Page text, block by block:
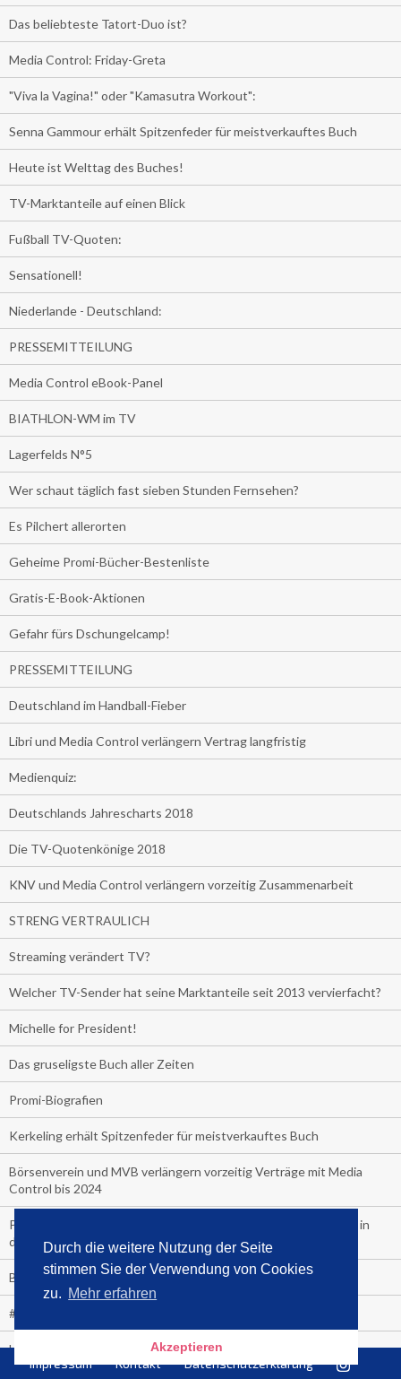
Durch die weitere Nutzung der Seite
stimmen Sie der Verwendung von Cookies
zu. Mehr erfahren
Akzeptieren
Das beliebteste Tatort-Duo ist?
Media Control: Friday-Greta
"Viva la Vagina!" oder "Kamasutra Workout":
Senna Gammour erhält Spitzenfeder für meistverkauftes Buch
Heute ist Welttag des Buches!
TV-Marktanteile auf einen Blick
Fußball TV-Quoten:
Sensationell!
Niederlande - Deutschland:
PRESSEMITTEILUNG
Media Control eBook-Panel
BIATHLON-WM im TV
Lagerfelds N°5
Wer schaut täglich fast sieben Stunden Fernsehen?
Es Pilchert allerorten
Geheime Promi-Bücher-Bestenliste
Gratis-E-Book-Aktionen
Gefahr fürs Dschungelcamp!
PRESSEMITTEILUNG
Deutschland im Handball-Fieber
Libri und Media Control verlängern Vertrag langfristig
Medienquiz:
Deutschlands Jahrescharts 2018
Die TV-Quotenkönige 2018
KNV und Media Control verlängern vorzeitig Zusammenarbeit
STRENG VERTRAULICH
Streaming verändert TV?
Welcher TV-Sender hat seine Marktanteile seit 2013 vervierfacht?
Michelle for President!
Das gruseligste Buch aller Zeiten
Promi-Biografien
Kerkeling erhält Spitzenfeder für meistverkauftes Buch
Börsenverein und MVB verlängern vorzeitig Verträge mit Media
Control bis 2024
PocketBook, Ceebo und Umbreit bringen Hörbuch-Downloads in
die Cloud
Bella Bella
#1-Bestseller: "Das ist Alpha!" von Kollegah
Hammer! "Fear: Trump in the White House" (auf Englisch) von
Watergate-Urgestein
Impressum Kontakt Datenschutzerklärung